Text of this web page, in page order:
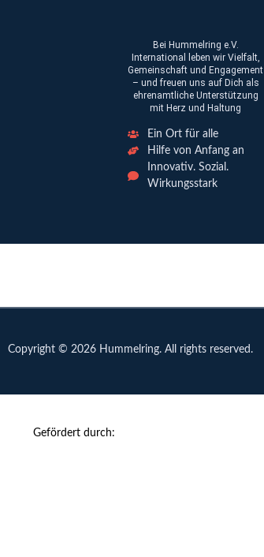
Bei Hummelring e.V.
International leben wir Vielfalt,
Gemeinschaft und Engagement
– und freuen uns auf Dich als
ehrenamtliche Unterstützung
mit Herz und Haltung
Ein Ort für alle
Hilfe von Anfang an
Innovativ. Sozial.
Wirkungsstark
Copyright © 2026 Hummelring. All rights reserved.
Gefördert durch: